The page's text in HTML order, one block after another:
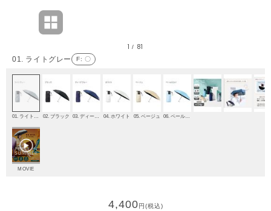
01. ライトグレー F: 〇
1 / 81
02. ブラック 04. ホワイト 05. ベージュ
MOVIE
4,400円(税込)